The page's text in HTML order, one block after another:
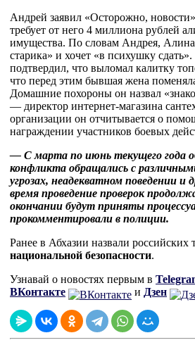
Андрей заявил «Осторожно,
требует от него 4 миллиона рублей
имущества. По словам Андрея, Алина
старика» и хочет «в психушку
подтвердил, что выломал калитку
что перед этим бывшая жена
Домашние похороны он назвал
— директор интернет-магазина
организации он отчитывается о
награждении участников боевых
— C марта по июнь текущего года
конфликта обращались с
угрозах, неадекватном поведении и
время проведение проверок
окончании будут приняты
прокомментировали в полиции.
Ранее в Абхазии назвали российских
национальной безопасности.
Узнавай о новостях первым в
ВКонтакте
и Дзен